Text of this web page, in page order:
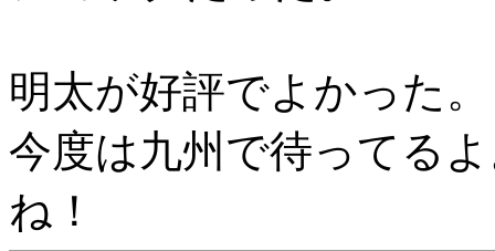
明太が好評でよかった。
今度は九州で待ってる
ね！